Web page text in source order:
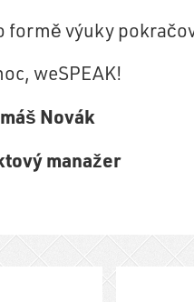
formě výuky
weSPEAK!
Novák
manažer